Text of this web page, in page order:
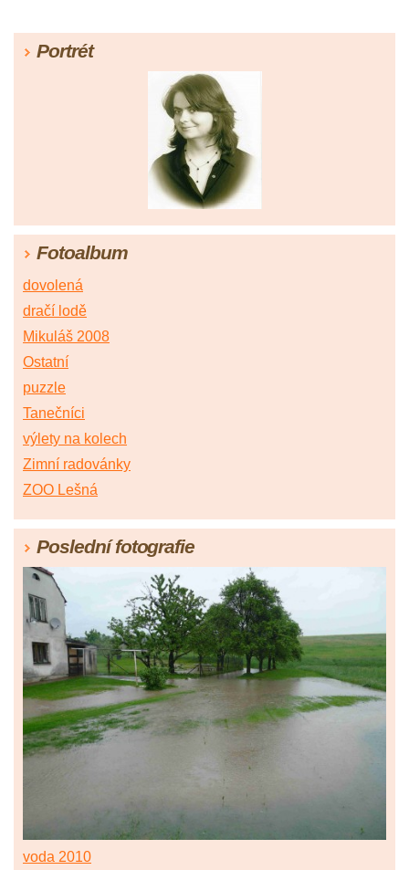
Portrét
Fotoalbum
dovolená
dračí lodě
Mikuláš 2008
Ostatní
puzzle
Tanečníci
výlety na kolech
Zimní radovánky
ZOO Lešná
Poslední fotografie
voda 2010